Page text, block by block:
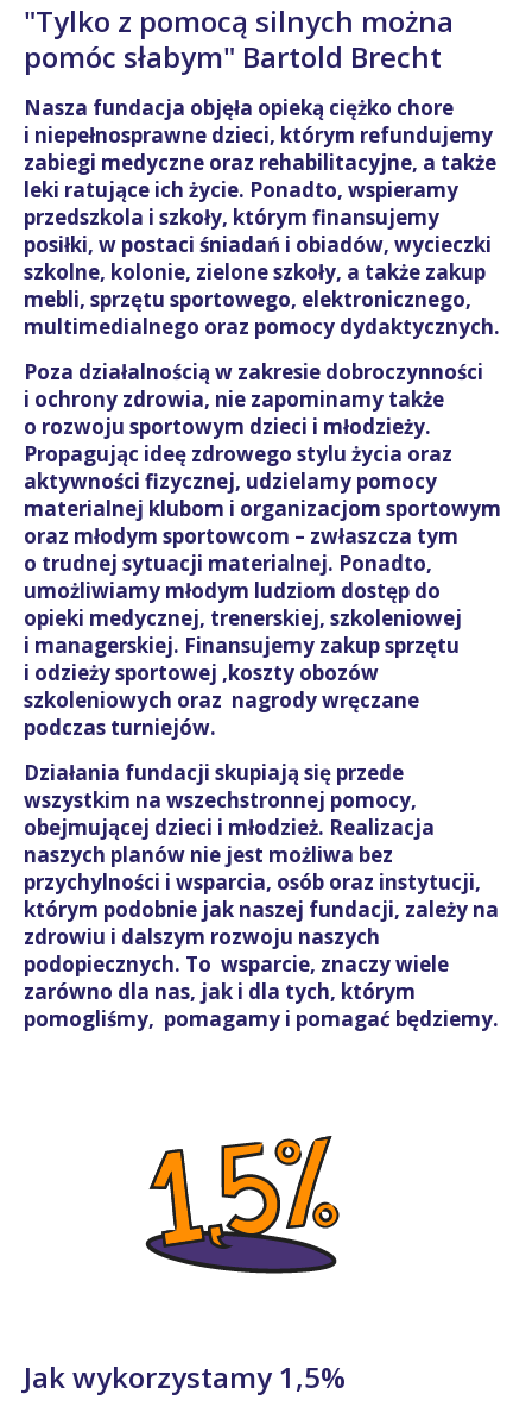
"Tylko z pomocą silnych można
pomóc słabym" Bartold Brecht
Nasza fundacja objęła opieką ciężko chore
i niepełnosprawne dzieci, którym refundujemy
zabiegi medyczne oraz rehabilitacyjne, a także
leki ratujące ich życie. Ponadto, wspieramy
przedszkola i szkoły, którym finansujemy
posiłki, w postaci śniadań i obiadów, wycieczki
szkolne, kolonie, zielone szkoły, a także zakup
mebli, sprzętu sportowego, elektronicznego,
multimedialnego oraz pomocy dydaktycznych.
Poza działalnością w zakresie dobroczynności
i ochrony zdrowia, nie zapominamy także
o rozwoju sportowym dzieci i młodzieży.
Propagując ideę zdrowego stylu życia oraz
aktywności fizycznej, udzielamy pomocy
materialnej klubom i organizacjom sportowym
oraz młodym sportowcom – zwłaszcza tym
o trudnej sytuacji materialnej. Ponadto,
umożliwiamy młodym ludziom dostęp do
opieki medycznej, trenerskiej, szkoleniowej
i managerskiej. Finansujemy zakup sprzętu
i odzieży sportowej ,koszty obozów
szkoleniowych oraz nagrody wręczane
podczas turniejów.
Działania fundacji skupiają się przede
wszystkim na wszechstronnej pomocy,
obejmującej dzieci i młodzież. Realizacja
naszych planów nie jest możliwa bez
przychylności i wsparcia, osób oraz instytucji,
którym podobnie jak naszej fundacji, zależy na
zdrowiu i dalszym rozwoju naszych
podopiecznych. To wsparcie, znaczy wiele
zarówno dla nas, jak i dla tych, którym
pomogliśmy, pomagamy i pomagać będziemy.
Jak wykorzystamy 1,5%